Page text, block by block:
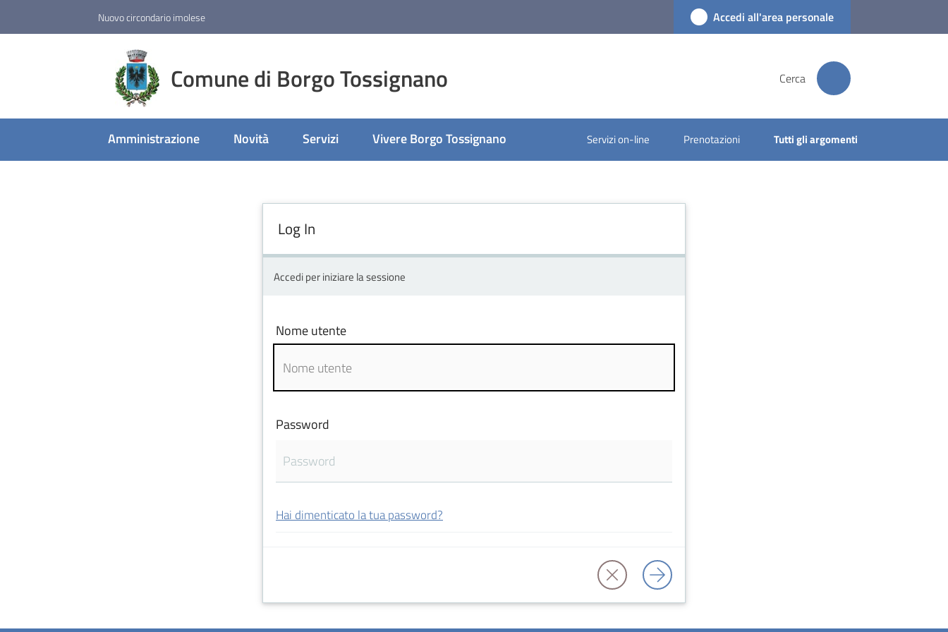
Nuovo circondario imolese Accedi all'area personale
Comune di Borgo Tossignano Cerca
Amministrazione Novità Servizi Vivere Borgo Tossignano Servizi on-line Prenotazioni Tutti gli argomenti
Log In
Accedi per iniziare la sessione
Nome utente
Password
Hai dimenticato la tua password?